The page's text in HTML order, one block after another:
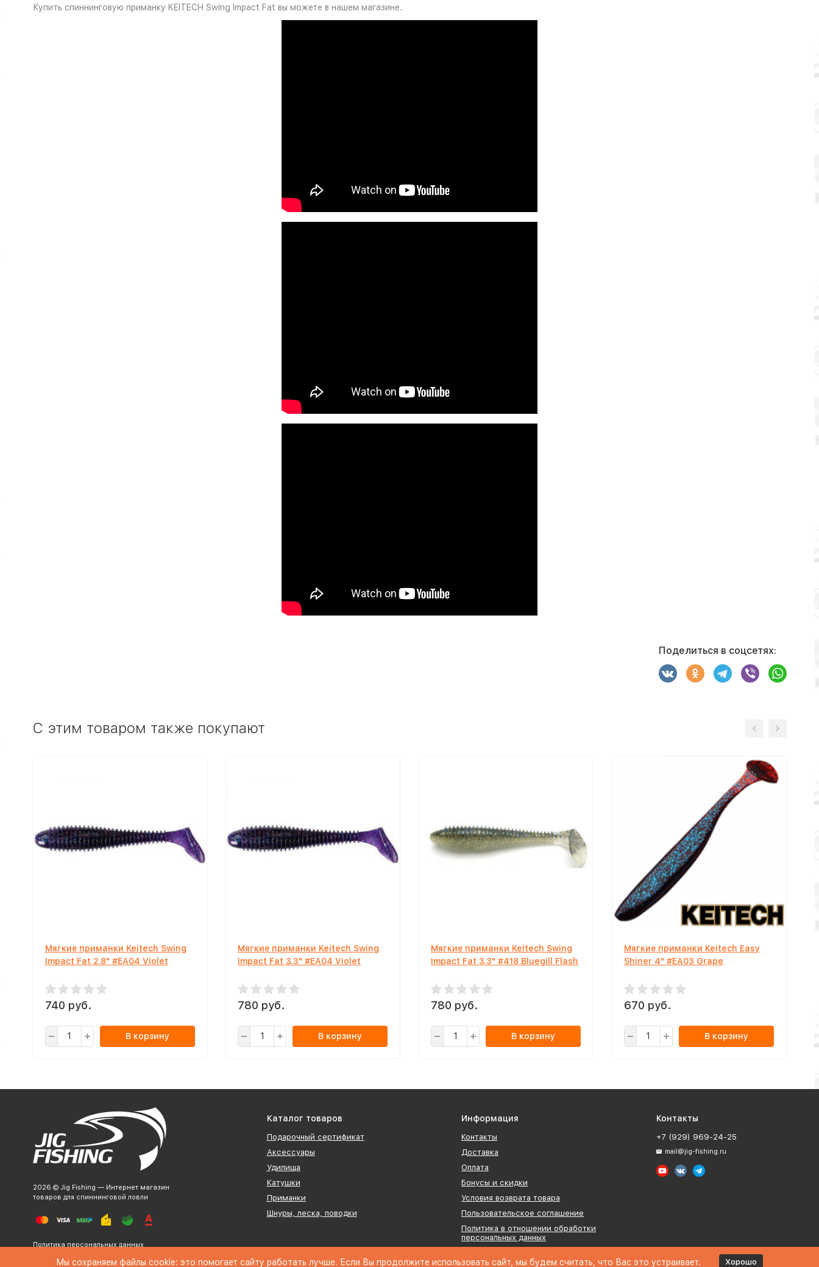
Купить спиннинговую приманку KEITECH Swing Impact Fat вы можете в нашем магазине.
Поделиться в соцсетях:
C этим товаром также покупают
Мягкие приманки Keitech Swing
Impact Fat 2.8" #EA04 Violet
740 руб.
В корзину
Мягкие приманки Keitech Swing
Impact Fat 3.3" #EA04 Violet
780 руб.
В корзину
Мягкие приманки Keitech Swing
Impact Fat 3.3" #418 Bluegill Flash
780 руб.
В корзину
Мягкие приманки Keitech Easy
Shiner 4" #EA03 Grape
670 руб.
В корзину
2026 © Jig Fishing — Интернет магазин
товаров для спиннинговой ловли
Политика персональных данных
Каталог товаров
Подарочный сертификат
Аксессуары
Удилища
Катушки
Приманки
Шнуры, леска, поводки
Информация
Контакты
Доставка
Оплата
Бонусы и скидки
Условия возврата товара
Пользовательское соглашение
Политика в отношении обработки
персональных данных
Контакты
+7 (929) 969-24-25
mail@jig-fishing.ru
Мы сохраняем файлы cookie: это помогает сайту работать лучше. Если Вы продолжите использовать сайт, мы будем считать, что Вас это устраивает. Хорошо